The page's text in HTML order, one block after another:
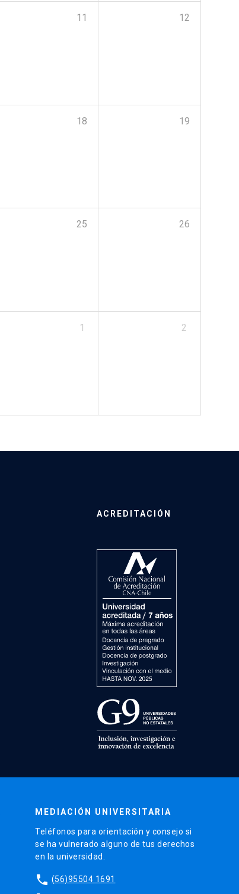
11 12
18 19
25 26
1 2
ACREDITACIÓN
MEDIACIÓN UNIVERSITARIA
Teléfonos para orientación y consejo si
se ha vulnerado alguno de tus derechos
en la universidad.
phone (56)95504 1691